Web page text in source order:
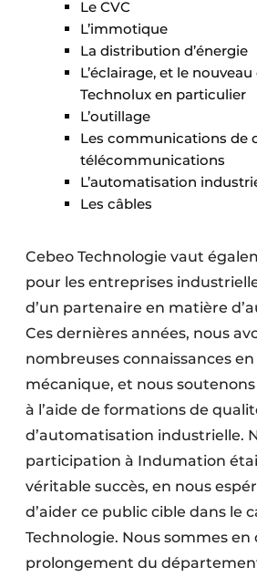
Le CVC
L’immotique
La distribution d’énergie
L’éclairage, et le
Technolux en particulier
L’outillage
Les communications de
télécommunications
L’automatisation
Les câbles
Cebeo Technologie vaut
pour les entreprises
d’un partenaire en matière
Ces dernières années, nous
nombreuses connaissances
mécanique, et nous
à l’aide de formations de
d’automatisation industrielle.
participation à Indumation
véritable succès, en nous
d’aider ce public cible dans le
Technologie. Nous sommes
prolongement du